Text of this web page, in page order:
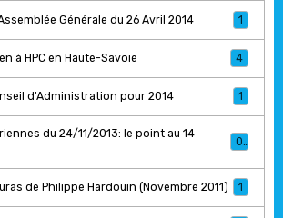
Générale du 26 Avril 2014 1
à HPC en Haute-Savoie 4
d'Administration pour 2014 1
du 24/11/2013: le point au 14
0
de Philippe Hardouin (Novembre 2011) 1